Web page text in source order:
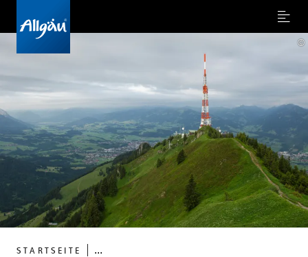
Menu
STARTSEITE ...
©